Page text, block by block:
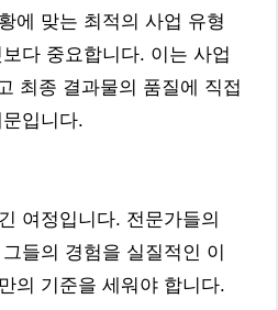
에 맞는 최적의 사업 유형
다 중요합니다. 이는 사업
최종 결과물의 품질에 직접
입니다.
여정입니다. 전문가들의
들의 경험을 실질적인 이
의 기준을 세워야 합니다.